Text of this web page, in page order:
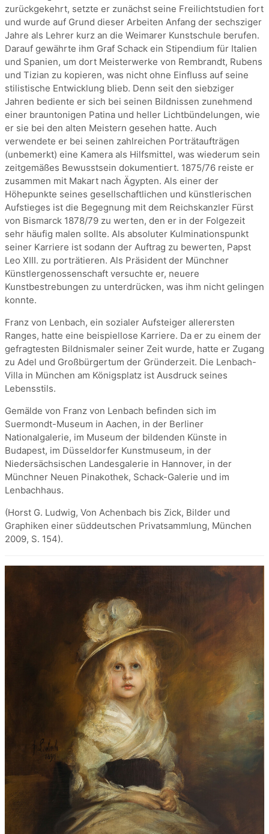
zurückgekehrt, setzte er zunächst seine Freilichtstudien fort
und wurde auf Grund dieser Arbeiten Anfang der sechsziger
Jahre als Lehrer kurz an die Weimarer Kunstschule berufen.
Darauf gewährte ihm Graf Schack ein Stipendium für Italien
und Spanien, um dort Meisterwerke von Rembrandt, Rubens
und Tizian zu kopieren, was nicht ohne Einfluss auf seine
stilistische Entwicklung blieb. Denn seit den siebziger
Jahren bediente er sich bei seinen Bildnissen zunehmend
einer brauntonigen Patina und heller Lichtbündelungen, wie
er sie bei den alten Meistern gesehen hatte. Auch
verwendete er bei seinen zahlreichen Porträtaufträgen
(unbemerkt) eine Kamera als Hilfsmittel, was wiederum sein
zeitgemäßes Bewusstsein dokumentiert. 1875/76 reiste er
zusammen mit Makart nach Ägypten. Als einer der
Höhepunkte seines gesellschaftlichen und künstlerischen
Aufstieges ist die Begegnung mit dem Reichskanzler Fürst
von Bismarck 1878/79 zu werten, den er in der Folgezeit
sehr häufig malen sollte. Als absoluter Kulminationspunkt
seiner Karriere ist sodann der Auftrag zu bewerten, Papst
Leo XIII. zu porträtieren. Als Präsident der Münchner
Künstlergenossenschaft versuchte er, neuere
Kunstbestrebungen zu unterdrücken, was ihm nicht gelingen
konnte.
Franz von Lenbach, ein sozialer Aufsteiger allerersten
Ranges, hatte eine beispiellose Karriere. Da er zu einem der
gefragtesten Bildnismaler seiner Zeit wurde, hatte er Zugang
zu Adel und Großbürgertum der Gründerzeit. Die Lenbach-
Villa in München am Königsplatz ist Ausdruck seines
Lebensstils.
Gemälde von Franz von Lenbach befinden sich im
Suermondt-Museum in Aachen, in der Berliner
Nationalgalerie, im Museum der bildenden Künste in
Budapest, im Düsseldorfer Kunstmuseum, in der
Niedersächsischen Landesgalerie in Hannover, in der
Münchner Neuen Pinakothek, Schack-Galerie und im
Lenbachhaus.
(Horst G. Ludwig, Von Achenbach bis Zick, Bilder und
Graphiken einer süddeutschen Privatsammlung, München
2009, S. 154).